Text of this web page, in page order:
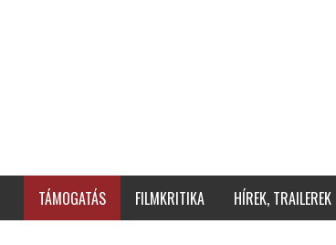
TÁMOGATÁS FILMKRITIKA HÍREK, TRAILEREK